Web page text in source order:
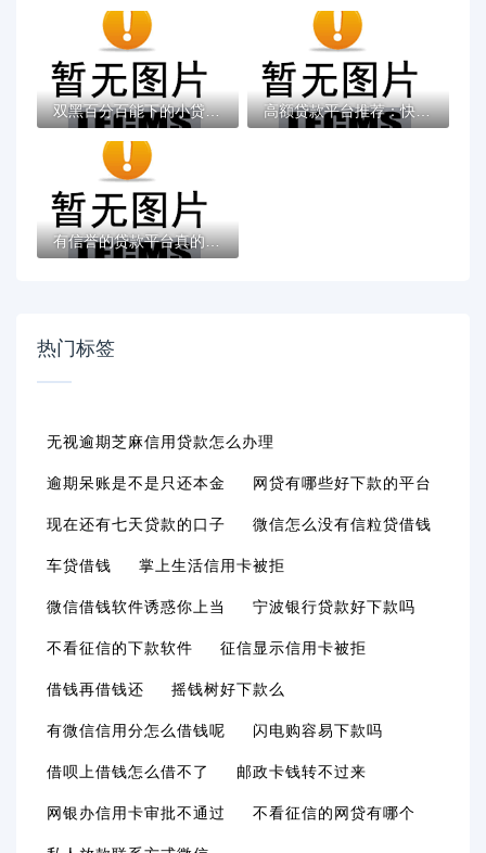
双黑百分百能下的小贷？分享8个4千元无门槛... 高额贷款平台推荐：快速审批、正规可靠的选...
有信誉的贷款平台真的靠谱吗？3招教你判断真...
热门标签
无视逾期芝麻信用贷款怎么办理
逾期呆账是不是只还本金 网贷有哪些好下款的平台
现在还有七天贷款的口子 微信怎么没有信粒贷借钱
车贷借钱 掌上生活信用卡被拒
微信借钱软件诱惑你上当 宁波银行贷款好下款吗
不看征信的下款软件 征信显示信用卡被拒
借钱再借钱还 摇钱树好下款么
有微信信用分怎么借钱呢 闪电购容易下款吗
借呗上借钱怎么借不了 邮政卡钱转不过来
网银办信用卡审批不通过 不看征信的网贷有哪个